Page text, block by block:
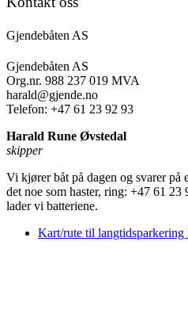
Gjendebåten AS
Gjendebåten AS
Org.nr. 988 237 019 MVA
harald@gjende.no
Telefon: +47 61 23 92 93
Harald Rune Øvstedal
skipper
Vi kjører båt på dagen og svarer på
det noe som haster, ring: +47 61
lader vi batteriene.
Kart/rute til langtidsparkering